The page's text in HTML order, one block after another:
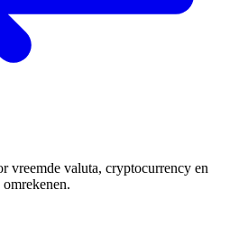
vreemde valuta, cryptocurrency en